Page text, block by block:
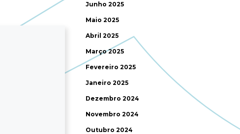
Junho 2025
Maio 2025
Abril 2025
Março 2025
Fevereiro 2025
Janeiro 2025
Dezembro 2024
Novembro 2024
Outubro 2024